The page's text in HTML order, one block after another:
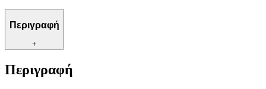
Περιγραφή
+
Περιγραφή